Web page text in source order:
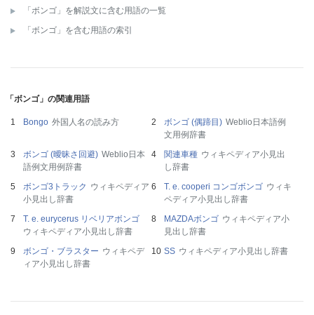
「ボンゴ」を解説文に含む用語の一覧
「ボンゴ」を含む用語の索引
「ボンゴ」の関連用語
Bongo 外国人名の読み方 ボンゴ (偶蹄目) Weblio日本語例
文用例辞書
ボンゴ (曖昧さ回避) Weblio日本
語例文用例辞書
関連車種 ウィキペディア小見出
し辞書
ボンゴ3トラック ウィキペディア
小見出し辞書
T. e. cooperi コンゴボンゴ ウィキ
ペディア小見出し辞書
T. e. eurycerus リベリアボンゴ
ウィキペディア小見出し辞書
MAZDAボンゴ ウィキペディア小
見出し辞書
ボンゴ・ブラスター ウィキペデ
ィア小見出し辞書
SS ウィキペディア小見出し辞書